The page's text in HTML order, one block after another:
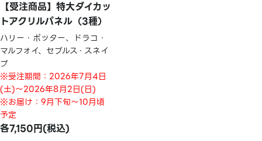
【受注商品】特大ダイカッ
トアクリルパネル（3種）
ハリー・ポッター、ドラコ・
マルフォイ、セブルス・スネイ
プ
※受注期間：2026年7月4日
(土)～2026年8月2日(日)
※お届け：9月下旬～10月頃
予定
各7,150円(税込)